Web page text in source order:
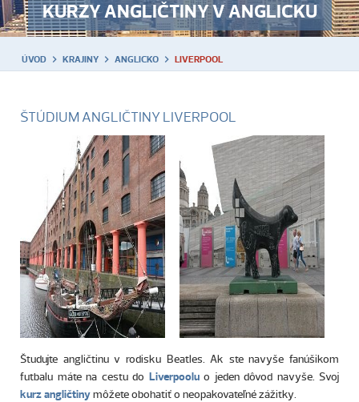
KURZY ANGLIČTINY V ANGLICKU
ÚVOD KRAJINY ANGLICKO LIVERPOOL
ŠTÚDIUM ANGLIČTINY LIVERPOOL
Študujte angličtinu v rodisku Beatles. Ak ste navyše fanúšikom
futbalu máte na cestu do Liverpooluo jeden dôvod navyše. Svoj
kurz angličtinymôžete obohatiť o neopakovateľné zážitky.